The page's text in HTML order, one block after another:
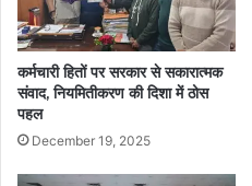
कर्मचारी हितों पर सरकार से सकारात्मक
संवाद, नियमितीकरण की दिशा में ठोस
पहल
December 19, 2025